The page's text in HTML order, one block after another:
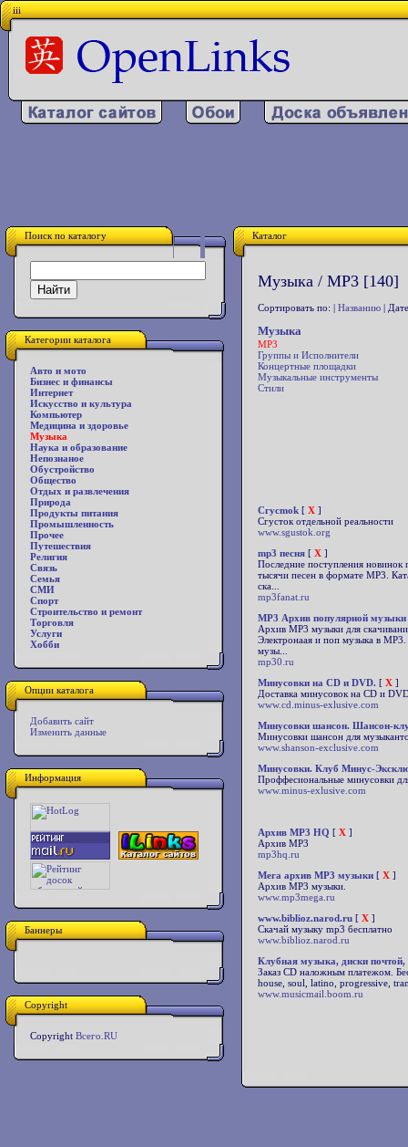
iii
Поиск по каталогу
Категории каталога
Авто и мото
Бизнес и финансы
Интернет
Искусство и культура
Компьютер
Медицина и здоровье
Музыка
Наука и образование
Непознаное
Обустройство
Общество
Отдых и развлечения
Природа
Продукты питания
Промышленность
Прочее
Путешествия
Религия
Связь
Семья
СМИ
Спорт
Строительство и ремонт
Торговля
Услуги
Хобби
Опции каталога
Добавить сайт
Изменить данные
Информация
Баннеры
Copyright
Copyright Всего.RU
Каталог
Музыка / MP3 [140]
Сортировать по: | Названию |
Музыка
MP3
Группы и Исполнители
Концертные площадки
Музыкальные инструменты
Стили
Сгусmоk [ X ]
Сгусток отдельной реальности
www.sgustok.org
mp3 песня [ X ]
Последние поступления новинок
тысячи песен в формате MP3.
ска...
mp3fanat.ru
MP3 Архив популярной музыки
Архив MP3 музыки для
Электронаая и поп музыка в
музы...
mp30.ru
Минусовки на CD и DVD. [ X ]
Доставка минусовок на CD и
www.cd.minus-exlusive.com
Минусовки шансон. Шансон-
Минусовки шансон для
www.shanson-exclusive.com
Минусовки. Клуб Минус-
Проффесиональные минусовки
www.minus-exlusive.com
Архив MP3 HQ [ X ]
Архив MP3
mp3hq.ru
Мега архив MP3 музыки [ X ]
Архив MP3 музыки.
www.mp3mega.ru
www.biblioz.narod.ru [ X ]
Скачай музыку mp3 бесплатно
www.biblioz.narod.ru
Клубная музыка, диски
Заказ CD наложным платежом.
house, soul, latino, progressive,
www.musicmail.boom.ru